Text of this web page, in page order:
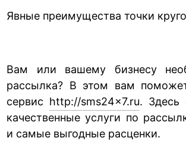
Явные преимущества точки
Вам или вашему бизнесу
рассылка? В этом вам
сервис http://sms24x7.ru. Здесь
качественные услуги по
и самые выгодные расценки.